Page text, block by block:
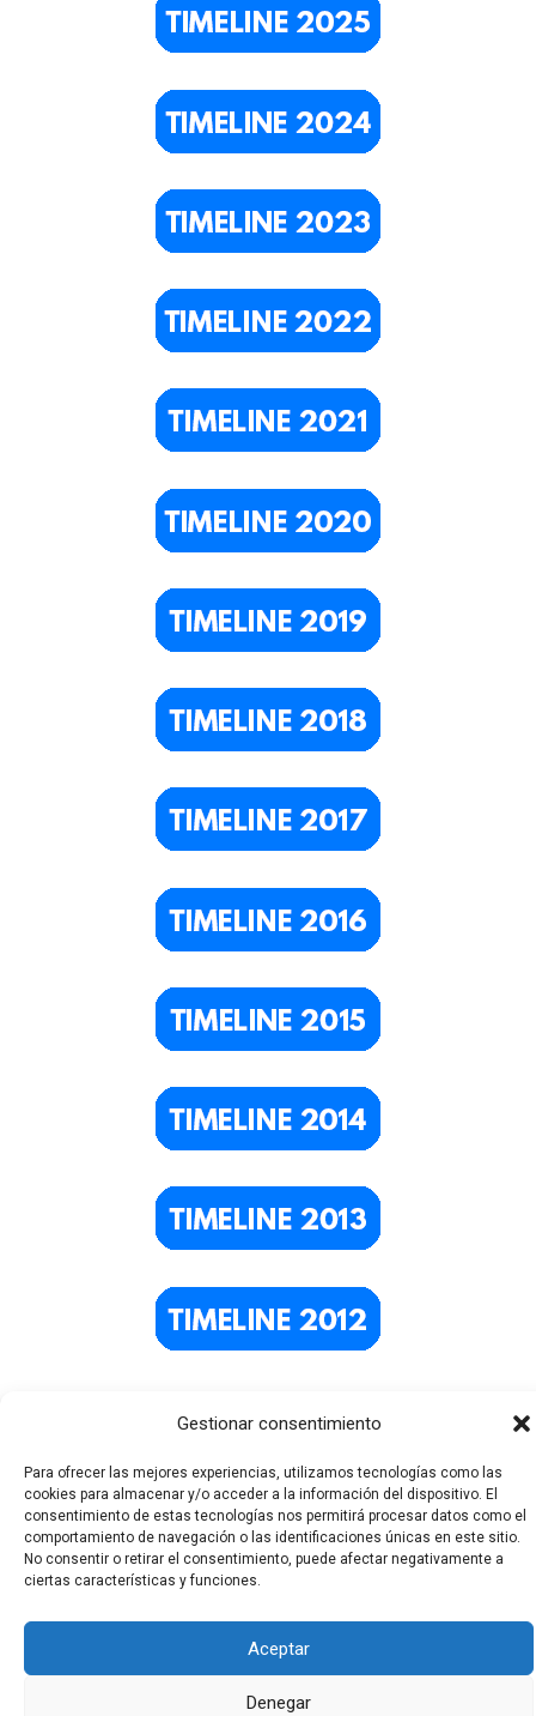
Gestionar consentimiento
Para ofrecer las mejores experiencias, utilizamos tecnologías como las
cookies para almacenar y/o acceder a la información del dispositivo. El
consentimiento de estas tecnologías nos permitirá procesar datos como el
comportamiento de navegación o las identificaciones únicas en este sitio.
No consentir o retirar el consentimiento, puede afectar negativamente a
ciertas características y funciones.
Aceptar
Denegar
Todos los derechos © 2026 El Funerario Digital | Funciona